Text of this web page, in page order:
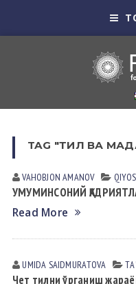
TAG "ТИЛ ВА
VAHOBJON AMANOV
УМУМИНСОНИЙ
Read More
UMIDA SАIDMURАTOVА
Чет тилни ўрганиш